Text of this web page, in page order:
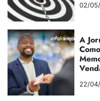
02/
A
22/